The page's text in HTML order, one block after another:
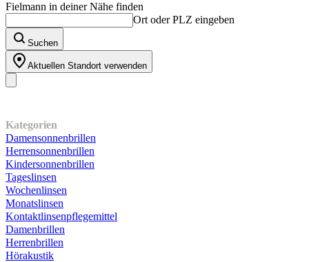
Fielmann in deiner Nähe finden
Ort oder PLZ eingeben
Suchen
Aktuellen Standort verwenden
Kategorien
Damensonnenbrillen
Herrensonnenbrillen
Kindersonnenbrillen
Tageslinsen
Wochenlinsen
Monatslinsen
Kontaktlinsenpflegemittel
Damenbrillen
Herrenbrillen
Hörakustik